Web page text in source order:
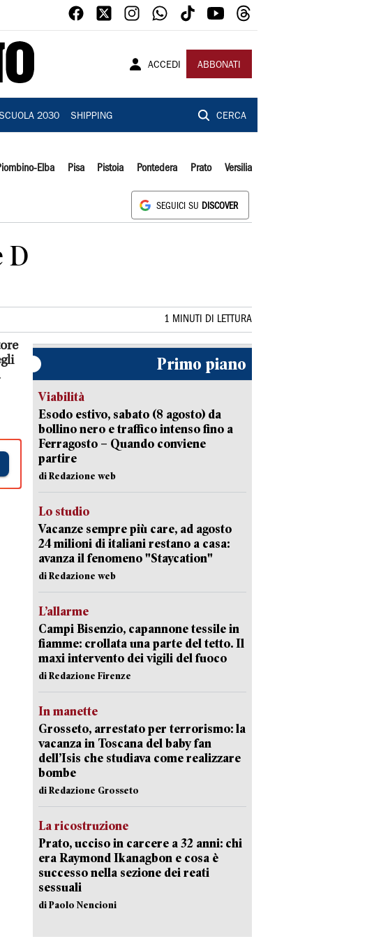
ACCEDI ABBONATI
2030 SHIPPING CERCA
Elba Pisa Pistoia Pontedera Prato Versilia
SEGUICI SU DISCOVER
D
1 MINUTI DI LETTURA
Primo piano
Viabilità
Esodo estivo, sabato (8 agosto) da
bollino nero e traffico intenso fino a
Ferragosto – Quando conviene
partire
di Redazione web
Lo studio
Vacanze sempre più care, ad agosto
24 milioni di italiani restano a casa:
avanza il fenomeno "Staycation"
di Redazione web
L’allarme
Campi Bisenzio, capannone tessile in
fiamme: crollata una parte del tetto. Il
maxi intervento dei vigili del fuoco
di Redazione Firenze
In manette
Grosseto, arrestato per terrorismo: la
vacanza in Toscana del baby fan
dell’Isis che studiava come realizzare
bombe
di Redazione Grosseto
La ricostruzione
Prato, ucciso in carcere a 32 anni: chi
era Raymond Ikanagbon e cosa è
successo nella sezione dei reati
sessuali
di Paolo Nencioni